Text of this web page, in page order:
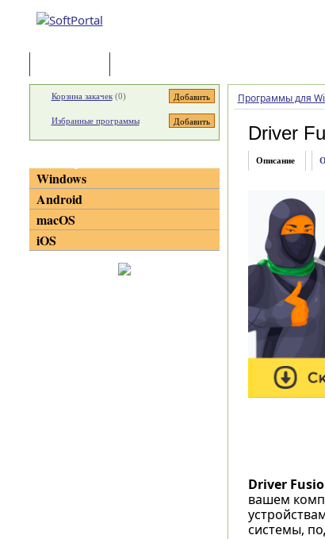
Программы для
Driver
Описание
Driver
вашем
системы,
Корзина закачек(0)
Избранные программы
Windows
Android
macOS
iOS